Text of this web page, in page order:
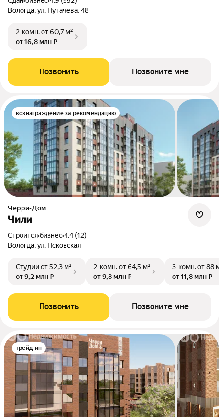
Вологда, ул. Пугачёва, 48
2-комн.от 60,7 м²
от 16,8 млн ₽
Позвонить Позвоните мне
вознаграждение за рекомендацию
Черри-Дом
Чили
Строится•бизнес•4.4 (12)
Вологда, ул. Псковская
Студииот 52,3 м²
от 9,2 млн ₽
2-комн.от 64,5 м²
от 9,8 млн ₽
3-комн.от 88
от 11,8 млн ₽
Позвонить Позвоните мне
трейд-ин